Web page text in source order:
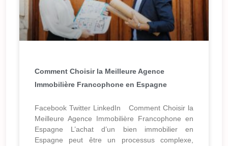
Comment Choisir la Meilleure Agence
Immobilière Francophone en Espagne
Facebook Twitter LinkedIn Comment Choisir la
Meilleure Agence Immobilière Francophone en
Espagne L’achat d’un bien immobilier en
Espagne peut être un processus complexe,